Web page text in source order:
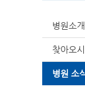
병원소개
찾아오
병원 소